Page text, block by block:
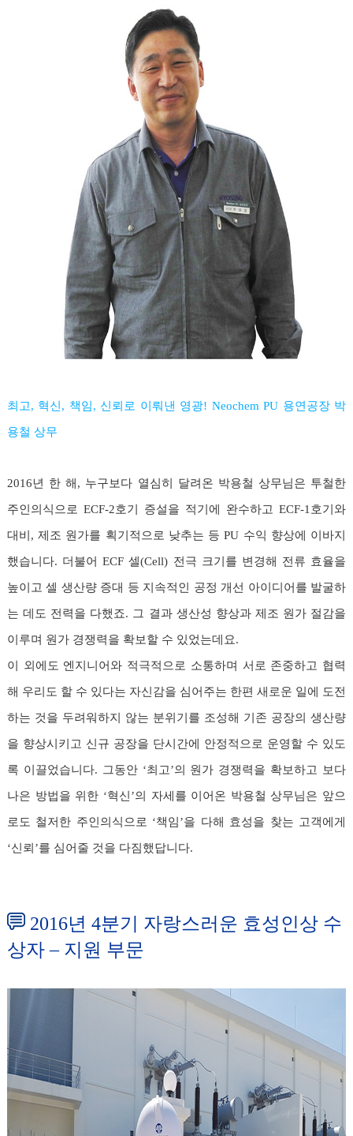
최고, 혁신, 책임, 신뢰로 이뤄낸 영광! Neochem PU 용연공장 박
용철 상무
2016년 한 해, 누구보다 열심히 달려온 박용철 상무님은 투철한
주인의식으로 ECF-2호기 증설을 적기에 완수하고 ECF-1호기와
대비, 제조 원가를 획기적으로 낮추는 등 PU 수익 향상에 이바지
했습니다. 더불어 ECF 셀(Cell) 전극 크기를 변경해 전류 효율을
높이고 셀 생산량 증대 등 지속적인 공정 개선 아이디어를 발굴하
는 데도 전력을 다했죠. 그 결과 생산성 향상과 제조 원가 절감을
이루며 원가 경쟁력을 확보할 수 있었는데요.
이 외에도 엔지니어와 적극적으로 소통하며 서로 존중하고 협력
해 우리도 할 수 있다는 자신감을 심어주는 한편 새로운 일에 도전
하는 것을 두려워하지 않는 분위기를 조성해 기존 공장의 생산량
을 향상시키고 신규 공장을 단시간에 안정적으로 운영할 수 있도
록 이끌었습니다. 그동안 ‘최고’의 원가 경쟁력을 확보하고 보다
나은 방법을 위한 ‘혁신’의 자세를 이어온 박용철 상무님은 앞으
로도 철저한 주인의식으로 ‘책임’을 다해 효성을 찾는 고객에게
‘신뢰’를 심어줄 것을 다짐했답니다.
2016년 4분기 자랑스러운 효성인상 수
상자 – 지원 부문